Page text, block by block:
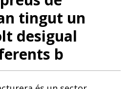
tingut un
desigual
b